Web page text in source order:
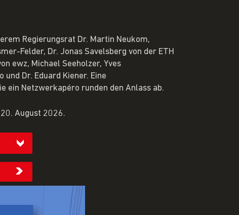
Regierungsrat Dr. Martin Neukom,
Felder, Dr. Jonas Savelsberg von der ETH
ewz, Michael Seeholzer, Yves
und Dr. Eduard Kiener. Eine
ein Netzwerkapéro runden den Anlass ab.
August 2026.